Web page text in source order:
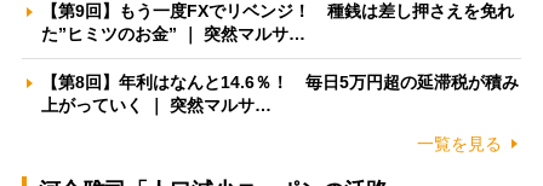
【第9回】もう一度FXでリベンジ！ 種銭は差し押さえを免れ
た”ヒミツのお金” ｜ 突然マルサ…
【第8回】年利はなんと14.6％！ 毎日5万円超の延滞税が積み
上がっていく ｜ 突然マルサ…
一覧を見る